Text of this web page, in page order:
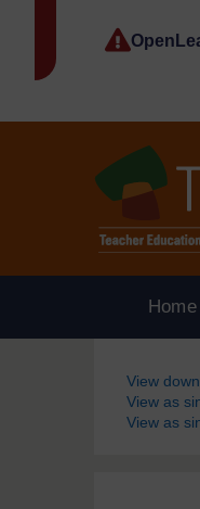
Home
Blocs
View
View as
View as